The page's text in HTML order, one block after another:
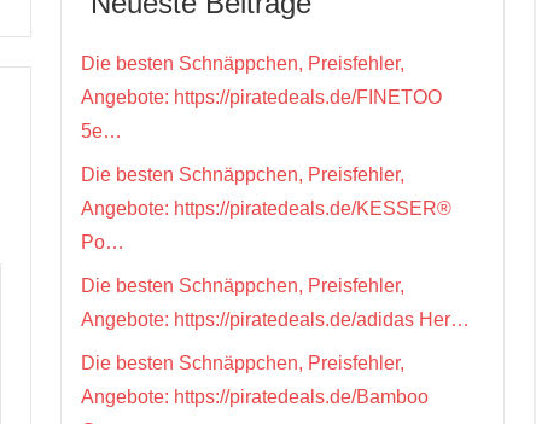
Die besten Schnäppchen, Preisfehler,
Angebote: https://piratedeals.de/FINETOO
5e…
Die besten Schnäppchen, Preisfehler,
Angebote: https://piratedeals.de/KESSER®
Po…
Die besten Schnäppchen, Preisfehler,
Angebote: https://piratedeals.de/adidas Her…
Die besten Schnäppchen, Preisfehler,
Angebote: https://piratedeals.de/Bamboo